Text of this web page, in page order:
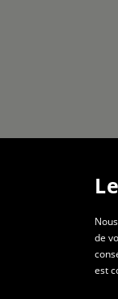
de
est